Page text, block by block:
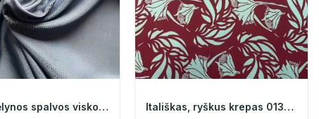
Pilkai mėlynos spalvos viskozinis pamušalas Itališkas, ryškus krepas 013001